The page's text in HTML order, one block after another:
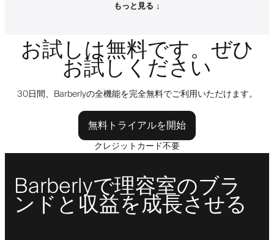
もっと見る ↓
お試しは無料です。ぜひ
お試しください
30日間、Barberlyの全機能を完全無料でご利用いただけます。
無料トライアルを開始
クレジットカード不要
Barberlyで理容室のブラ
ンドと収益を成長させる